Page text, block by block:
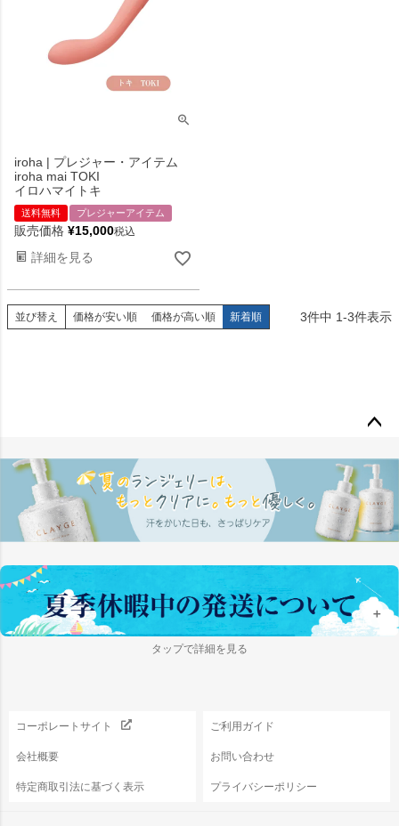
iroha | プレジャー・アイテム
iroha mai TOKI
イロハマイトキ
送料無料 プレジャーアイテム
販売価格 ¥15,000税込
詳細を見る
並び替え 価格が安い順 価格が高い順 新着順 3件中 1-3件表示
ジト
ップ
へ
＋
タップで詳細を見る
コーポレートサイト ご利用ガイド
会社概要 お問い合わせ
特定商取引法に基づく表示 プライバシーポリシー